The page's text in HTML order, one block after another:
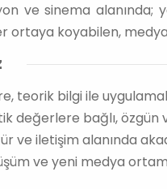
ve sinema alanında;
ortaya koyabilen,
teorik bilgi ile
değerlere bağlı,
ve iletişim alanında
ve yeni medya